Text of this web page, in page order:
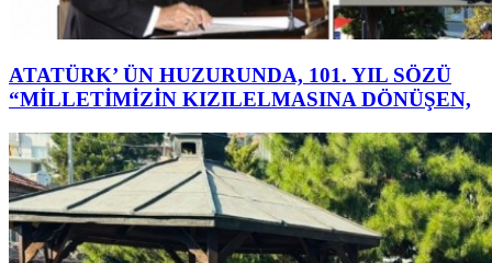
ATATÜRK’ ÜN HUZURUNDA, 101. YIL SÖZÜ
“MİLLETİMİZİN KIZILELMASINA DÖNÜŞEN,